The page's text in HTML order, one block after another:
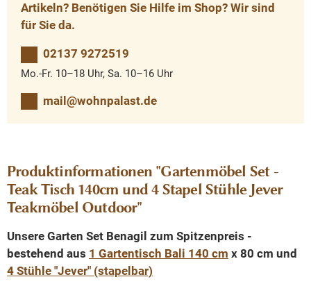
Artikeln? Benötigen Sie Hilfe im Shop? Wir sind
für Sie da.
02137 9272519
Mo.-Fr. 10–18 Uhr, Sa. 10–16 Uhr
mail@wohnpalast.de
Produktinformationen "Gartenmöbel Set -
Teak Tisch 140cm und 4 Stapel Stühle Jever
Teakmöbel Outdoor"
Unsere Garten Set Benagil zum Spitzenpreis -
bestehend aus 1 Gartentisch Bali 140 cm x 80 cm und
4 Stühle "Jever" (stapelbar)